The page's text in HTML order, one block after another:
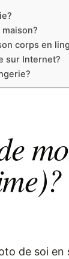
corps en
sur Internet?
de soi